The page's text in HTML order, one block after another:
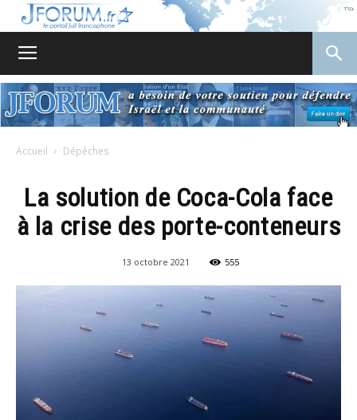
Accueil Dépêches
La solution de Coca-Cola face
à la crise des porte-conteneurs
13 octobre 2021 555